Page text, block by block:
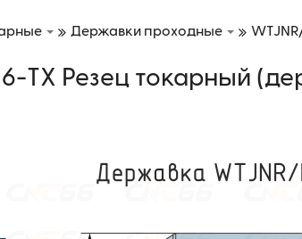
Державки проходные
TX Резец токарный